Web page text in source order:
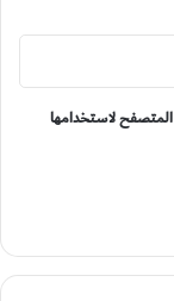
المتصفح لاستخدامها